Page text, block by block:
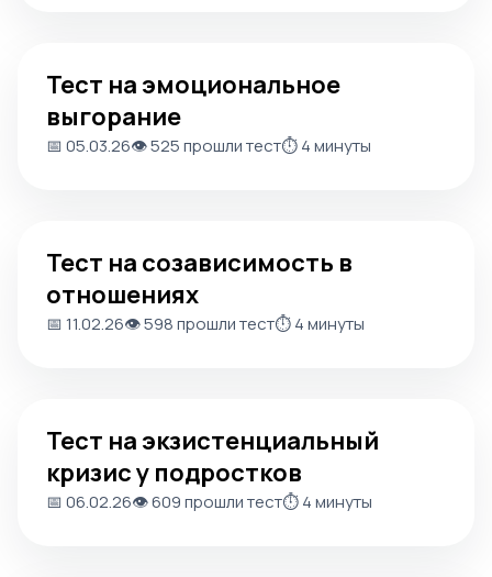
Тест на эмоциональное
выгорание
📅 05.03.26👁️ 525 прошли тест⏱️ 4 минуты
Тест на созависимость в
отношениях
📅 11.02.26👁️ 598 прошли тест⏱️ 4 минуты
Тест на экзистенциальный
кризис у подростков
📅 06.02.26👁️ 609 прошли тест⏱️ 4 минуты